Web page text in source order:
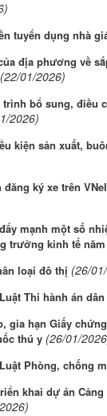
tuyển dụng nhà
địa phương về
(22/01/2026)
bổ sung, điều
2026)
kiện sản xuất,
ký xe trên
mạnh một số
trưởng kinh tế năm
loại đô thị (26/
Thi hành án
gia hạn Giấy
thú y (26/01/
Phòng, chống
khai dự án